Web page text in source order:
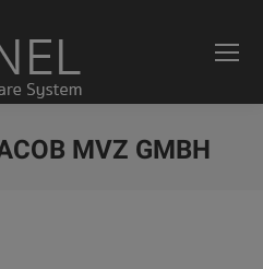
MVZ GMBH